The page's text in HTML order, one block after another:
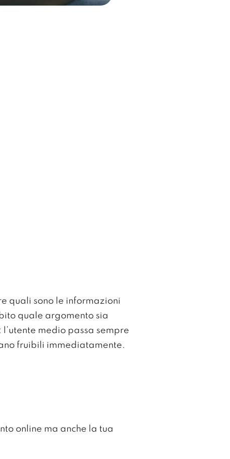
quali sono le informazioni
quale argomento sia
medio passa sempre
fruibili immediatamente.
online ma anche la tua